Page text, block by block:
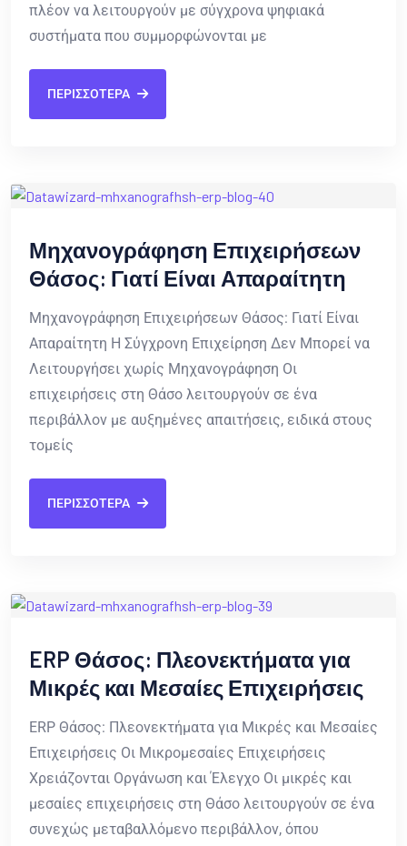
πλέον να λειτουργούν με σύγχρονα ψηφιακά
συστήματα που συμμορφώνονται με
ΠΕΡΙΣΣΟΤΕΡΑ
Μηχανογράφηση Επιχειρήσεων
Θάσος: Γιατί Είναι Απαραίτητη
Μηχανογράφηση Επιχειρήσεων Θάσος: Γιατί Είναι
Απαραίτητη Η Σύγχρονη Επιχείρηση Δεν Μπορεί να
Λειτουργήσει χωρίς Μηχανογράφηση Οι
επιχειρήσεις στη Θάσο λειτουργούν σε ένα
περιβάλλον με αυξημένες απαιτήσεις, ειδικά στους
τομείς
ΠΕΡΙΣΣΟΤΕΡΑ
ERP Θάσος: Πλεονεκτήματα για
Μικρές και Μεσαίες Επιχειρήσεις
ERP Θάσος: Πλεονεκτήματα για Μικρές και Μεσαίες
Επιχειρήσεις Οι Μικρομεσαίες Επιχειρήσεις
Χρειάζονται Οργάνωση και Έλεγχο Οι μικρές και
μεσαίες επιχειρήσεις στη Θάσο λειτουργούν σε ένα
συνεχώς μεταβαλλόμενο περιβάλλον, όπου